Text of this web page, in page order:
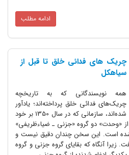
ادامه مطلب
چریک های فدائی خلق تا قبل از
سیاهکل
همه نویسندگانی که به تاریخچه
چریک‌های فدائی خلق پرداخته‌اند؛ یادآور
شده‌اند، سازمانی که در سال 1350 بر خود
«وحدت» دو گروه «جزنی ـ ضیاءظریفی»
است. این سخن چندان دقیق نیست و
زیرا آنگاه که بقایای گروه جزنی و گروه